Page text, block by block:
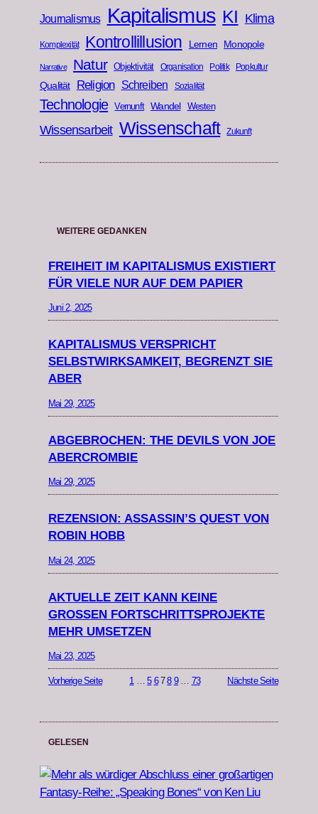
Journalismus Kapitalismus KI Klima
Komplexität Kontrollillusion Lernen Monopole
Narrative Natur Objektivität Organisation Politik Popkultur
Qualität Religion Schreiben Sozialität
Technologie Vernunft Wandel Westen
Wissensarbeit Wissenschaft Zukunft
WEITERE GEDANKEN
FREIHEIT IM KAPITALISMUS EXISTIERT
FÜR VIELE NUR AUF DEM PAPIER
Juni 2, 2025
KAPITALISMUS VERSPRICHT
SELBSTWIRKSAMKEIT, BEGRENZT SIE
ABER
Mai 29, 2025
ABGEBROCHEN: THE DEVILS VON JOE
ABERCROMBIE
Mai 29, 2025
REZENSION: ASSASSIN’S QUEST VON
ROBIN HOBB
Mai 24, 2025
AKTUELLE ZEIT KANN KEINE
GROSSEN FORTSCHRITTSPROJEKTE M
EHR UMSETZEN
Mai 23, 2025
Vorherige Seite 1 … 5 6 7 8 9 … 73 Nächste Seite
GELESEN